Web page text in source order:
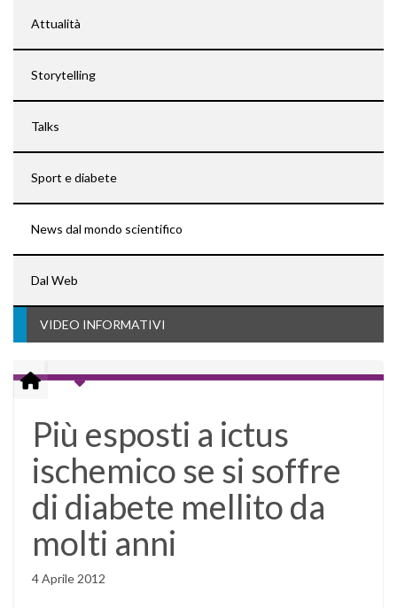
Attualità
Storytelling
Talks
Sport e diabete
News dal mondo scientifico
Dal Web
VIDEO INFORMATIVI
Più esposti a ictus
ischemico se si soffre
di diabete mellito da
molti anni
4 Aprile 2012